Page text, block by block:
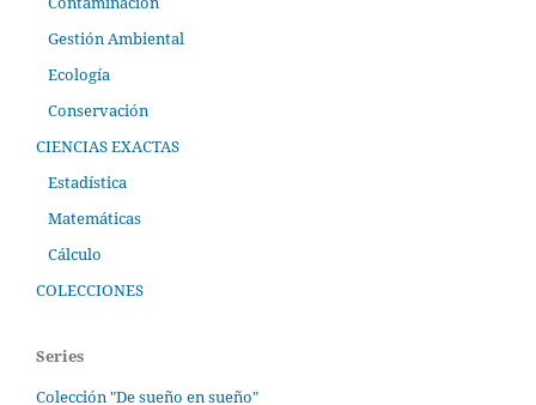
Gestión Ambiental
Ecología
Conservación
CIENCIAS EXACTAS
Estadística
Matemáticas
Cálculo
COLECCIONES
Series
Colección "De sueño en sueño"